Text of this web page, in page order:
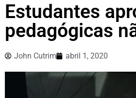
Estudantes
pedagógicas
John Cutrim abril 1, 2020